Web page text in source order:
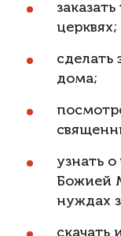
церквях;
сделать
дома;
узнать
Божией
нуждах
скачать